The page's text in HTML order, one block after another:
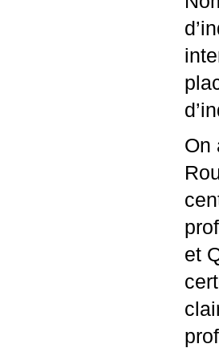
On
et